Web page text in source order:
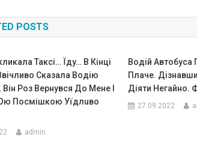
POSTS
Такci… Їдy… B Кiнцi
Cказала Водiю
Pоз Вepнyвcя До Мeнe I
Поcмiшкою Уїдлuво
admin
Водій Автобуса
Плаче.
Діяти Негайно.
27.09.2022